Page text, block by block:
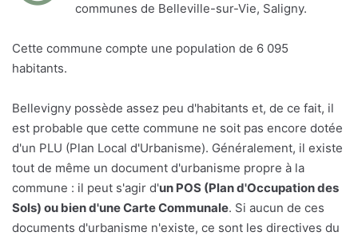
communes de Belleville-sur-Vie, Saligny.
Cette commune compte une population de 6 095
habitants.
Bellevigny possède assez peu d'habitants et, de ce fait, il
est probable que cette commune ne soit pas encore dotée
d'un PLU (Plan Local d'Urbanisme). Généralement, il existe
tout de même un document d'urbanisme propre à la
commune : il peut s'agir d'un POS (Plan d'Occupation des
Sols) ou bien d'une Carte Communale. Si aucun de ces
documents d'urbanisme n'existe, ce sont les directives du